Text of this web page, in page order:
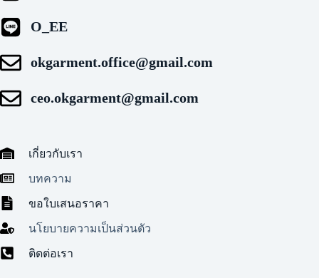
O_EE
okgarment.office@gmail.com
ceo.okgarment@gmail.com
เกี่ยวกับเรา
บทความ
ขอใบเสนอราคา
นโยบายความเป็นส่วนตัว
ติดต่อเรา